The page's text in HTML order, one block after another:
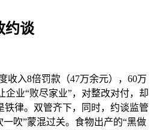
约谈
入8倍罚款（47万余元），60万
企业“败尽家业”，对整改对付，却
铁律。双管齐下，同时，约谈监管
吹”蒙混过关。食物出产的“黑做